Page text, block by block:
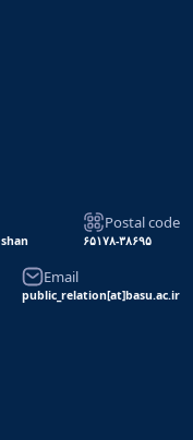
Postal code
۶۵۱۷۸-۳۸۶۹۵
Email
public_relation[at]basu.ac.ir